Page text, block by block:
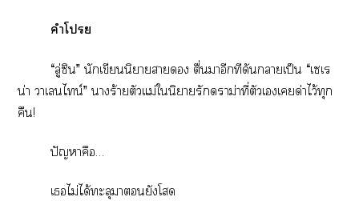
คำโ
“ลู่ซิน” นักเขียนนิยายา ตื่นาอีกทีดันาเป็น “เเร
น่า าเนไน์” าร้ายตัวแม่ในิยายรักาม่าที่ตัวเเด่าไว้ทุก
คืน!
ปัญหาคือ…
เไม่ได้ทะลุายังโ